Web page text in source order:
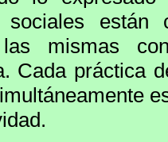
sociales están
mismas
Cada práctica